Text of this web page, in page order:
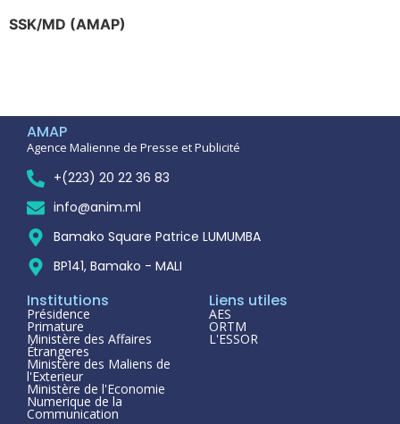
SSK/MD (AMAP)
AMAP
Agence Malienne de Presse et Publicité
+(223) 20 22 36 83
info@anim.ml
Bamako Square Patrice LUMUMBA
BP141, Bamako - MALI
Institutions
Présidence
Primature
Ministère des Affaires
Étrangeres
Ministère des Maliens de
l'Exterieur
Ministère de l'Economie
Numerique de la
Communication
Liens utiles
AES
ORTM
L'ESSOR